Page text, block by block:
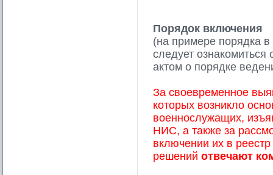
Порядок включения
(на примере порядка
следует
актом о порядке
За своевременное
которых возникло
военнослужащих,
НИС, а также за
включении их в
решений отвечают